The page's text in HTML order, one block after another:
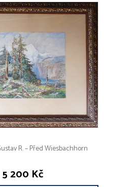
R. – Před Wiesbachhorn
5 200 Kč